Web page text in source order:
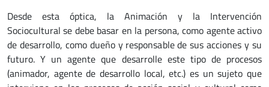
Desde esta óptica, la Animación y la Intervención
Sociocultural se debe basar en la persona, como agente activo
de desarrollo, como dueño y responsable de sus acciones y su
futuro. Y un agente que desarrolle este tipo de procesos
(animador, agente de desarrollo local, etc.) es un sujeto que